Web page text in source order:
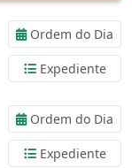
Ordem do Dia
Expediente
Ordem do Dia
Expediente